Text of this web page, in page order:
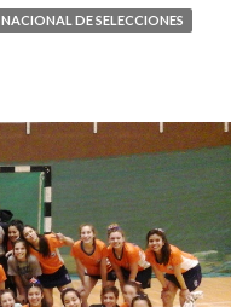
NACIONAL DE SELECCIONES